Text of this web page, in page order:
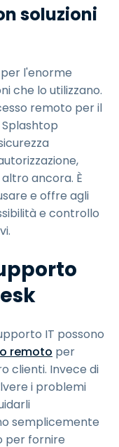
soluzioni
l'enorme
che lo utilizzano.
remoto per il
ancora. È
e offre agli
e controllo
IT possono
remoto per
clienti. Invece di
i problemi
semplicemente
per fornire